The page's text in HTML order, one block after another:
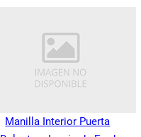
Manilla Interior Puerta